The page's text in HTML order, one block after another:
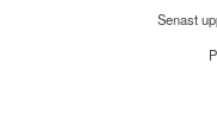
Senast